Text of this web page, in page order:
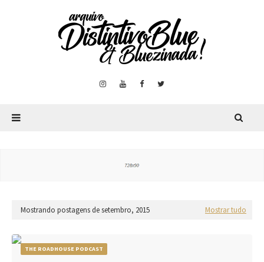
Mostrando postagens de setembro, 2015 Mostrar tudo
THE ROADHOUSE PODCAST